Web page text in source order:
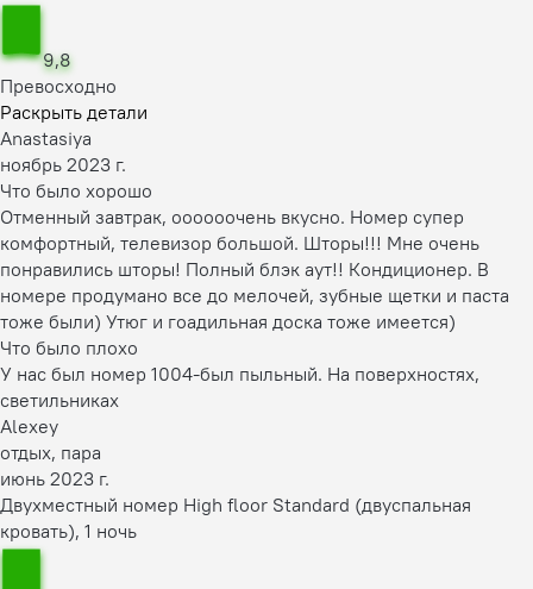
9,8
Превосходно
Раскрыть детали
Anastasiya
ноябрь 2023 г.
Что было хорошо
Отменный завтрак, оооооочень вкусно. Номер супер
комфортный, телевизор большой. Шторы!!! Мне очень
понравились шторы! Полный блэк аут!! Кондиционер. В
номере продумано все до мелочей, зубные щетки и паста
тоже были) Утюг и гоадильная доска тоже имеется)
Что было плохо
У нас был номер 1004-был пыльный. На поверхностях,
светильниках
Alexey
отдых, пара
июнь 2023 г.
Двухместный номер High floor Standard (двуспальная
кровать), 1 ночь